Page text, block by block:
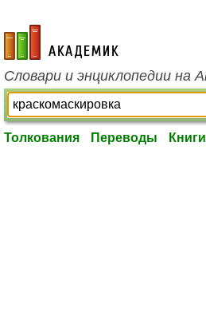
academic.ru
Словари и энциклопедии на
Толкования Переводы Книги